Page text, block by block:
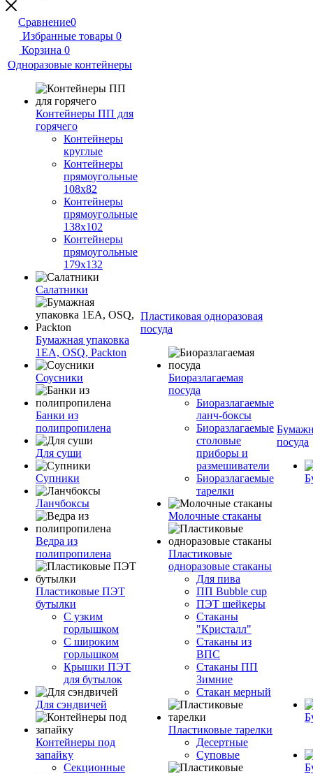
Сравнение0
Избранные товары 0
Корзина 0
Одноразовые контейнеры
Контейнеры ПП для
горячего
Контейнеры
круглые
Контейнеры
прямоугольные
108х82
Контейнеры
прямоугольные
138х102
Контейнеры
прямоугольные
179х132
Салатники
Бумажная упаковка
1ЕА, OSQ, Packton
Соусники
Банки из
полипропилена
Для суши
Супники
Ланчбоксы
Ведра из
полипропилена
Пластиковые ПЭТ
бутылки
С узким
горлышком
С широким
горлышком
Крышки ПЭТ
для бутылок
Для сэндвичей
Контейнеры под
запайку
Секционные
Пластиковая одноразовая
посуда
Биоразлагаемая
посуда
Биоразлагаемые
ланч-боксы
Биоразлагаемые
столовые
приборы и
размешиватели
Биоразлагаемые
тарелки
Молочные стаканы
Пластиковые
одноразовые стаканы
Для пива
ПП Bubble cup
ПЭТ шейкеры
Стаканы
"Кристалл"
Стаканы из
ВПС
Стаканы ПП
Зимние
Стакан мерный
Пластиковые тарелки
Десертные
Суповые
посуда